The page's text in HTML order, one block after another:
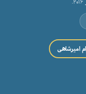
امیرشاهی